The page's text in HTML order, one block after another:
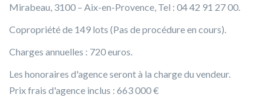
Mirabeau, 3100 – Aix-en-Provence, Tel : 04 42 91 27 00.
Copropriété de 149 lots (Pas de procédure en cours).
Charges annuelles : 720 euros.
Les honoraires d'agence seront à la charge du vendeur.
Prix frais d'agence inclus : 663 000 €